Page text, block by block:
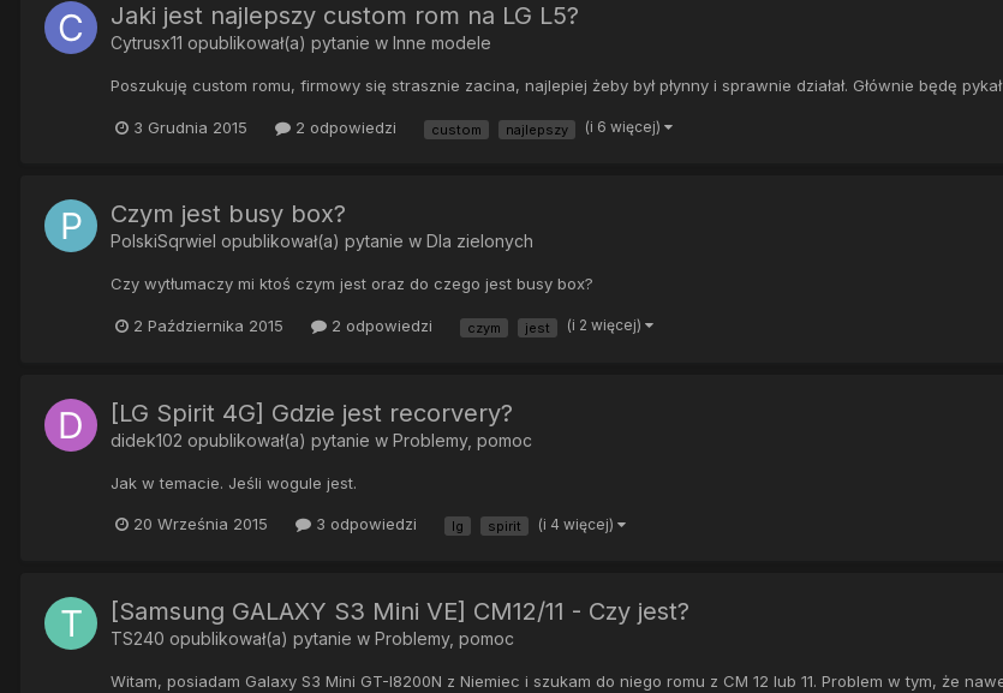
Jaki jest najlepszy custom rom na LG L5?
Cytrusx11 opublikował(a) pytanie w Inne modele
Poszukuję custom romu, firmowy się strasznie zacina, najlepiej żeby był płynny i sprawnie działał. Głównie będę
3 Grudnia 2015 2 odpowiedzi custom najlepszy (i 6 więcej)
Czym jest busy box?
PolskiSqrwiel opublikował(a) pytanie w Dla zielonych
Czy wytłumaczy mi ktoś czym jest oraz do czego jest busy box?
2 Października 2015 2 odpowiedzi czym jest (i 2 więcej)
[LG Spirit 4G] Gdzie jest recorvery?
didek102 opublikował(a) pytanie w Problemy, pomoc
Jak w temacie. Jeśli wogule jest.
20 Września 2015 3 odpowiedzi lg spirit (i 4 więcej)
[Samsung GALAXY S3 Mini VE] CM12/11 - Czy jest?
TS240 opublikował(a) pytanie w Problemy, pomoc
Witam, posiadam Galaxy S3 Mini GT-I8200N z Niemiec i szukam do niego romu z CM 12 lub 11. Problem w tym, że